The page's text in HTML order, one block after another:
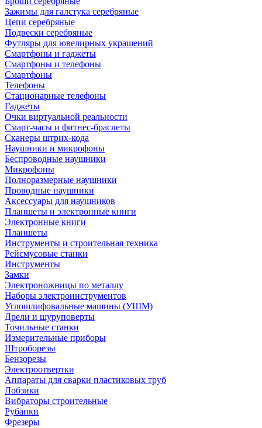
Зажимы для галстука серебряные
Цепи серебряные
Подвески серебряные
Футляры для ювелирных украшений
Смартфоны и гаджеты
Смартфоны и телефоны
Смартфоны
Телефоны
Стационарные телефоны
Гаджеты
Очки виртуальной реальности
Смарт-часы и фитнес-браслеты
Сканеры штрих-кода
Наушники и микрофоны
Беспроводные наушники
Микрофоны
Полноразмерные наушники
Проводные наушники
Аксессуары для наушников
Планшеты и электронные книги
Электронные книги
Планшеты
Инструменты и строительная техника
Рейсмусовые станки
Инструменты
Замки
Электроножницы по металлу
Наборы электроинструментов
Углошлифовальные машины (УШМ)
Дрели и шуруповерты
Точильные станки
Измерительные приборы
Штроборезы
Бензорезы
Электроотвертки
Аппараты для сварки пластиковых труб
Лобзики
Вибраторы строительные
Рубанки
Фрезеры